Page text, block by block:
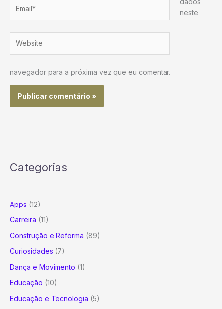
neste
navegador para a próxima vez que eu comentar.
Categorias
Apps (12)
Carreira (11)
Construção e Reforma (89)
Curiosidades (7)
Dança e Movimento (1)
Educação (10)
Educação e Tecnologia (5)